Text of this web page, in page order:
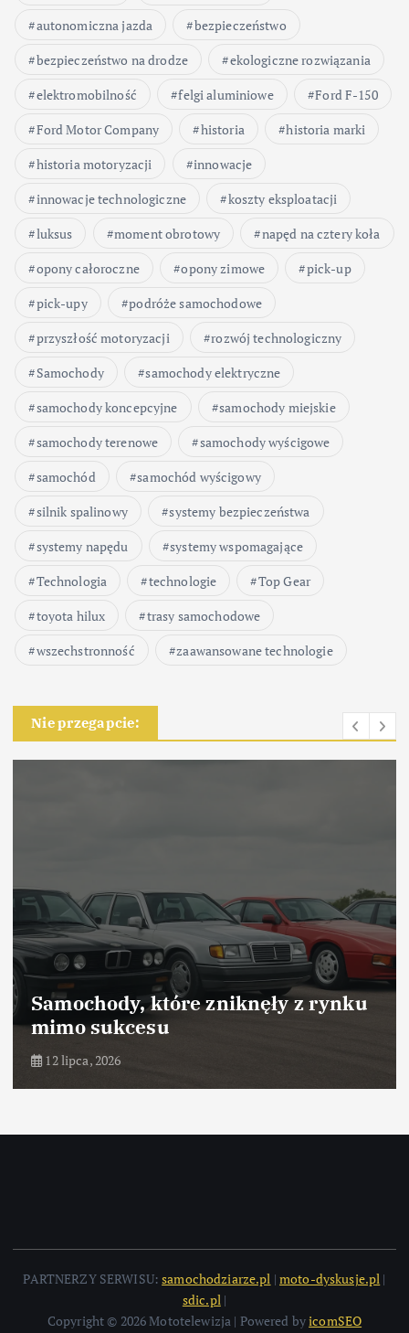
autonomiczna jazda
bezpieczeństwo
bezpieczeństwo na drodze
ekologiczne rozwiązania
elektromobilność
felgi aluminiowe
Ford F-150
Ford Motor Company
historia
historia marki
historia motoryzacji
innowacje
innowacje technologiczne
koszty eksploatacji
luksus
moment obrotowy
napęd na cztery koła
opony całoroczne
opony zimowe
pick-up
pick-upy
podróże samochodowe
przyszłość motoryzacji
rozwój technologiczny
Samochody
samochody elektryczne
samochody koncepcyjne
samochody miejskie
samochody terenowe
samochody wyścigowe
samochód
samochód wyścigowy
silnik spalinowy
systemy bezpieczeństwa
systemy napędu
systemy wspomagające
Technologia
technologie
Top Gear
toyota hilux
trasy samochodowe
wszechstronność
zaawansowane technologie
Nie przegapcie:
Samochody, które odniosły sukces
dzięki marketingowi
10 lipca, 2026
PARTNERZY SERWISU:samochodziarze.pl | moto-dyskusje.pl |
sdic.pl|
Copyright © 2026 Mototelewizja | Powered byicomSEO